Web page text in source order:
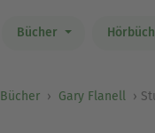
Bücher
Bücher Gary Flanell